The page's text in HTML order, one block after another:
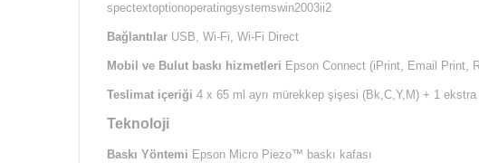
spectextoptionoperatingsystemswin2003ii2
Bağlantılar USB, Wi-Fi, Wi-Fi Direct
Mobil ve Bulut baskı hizmetleri Epson Connect (iPrint, Email Print,
Teslimat içeriği 4 x 65 ml ayrı mürekkep şişesi (Bk,C,Y,M) + 1
Teknoloji
Baskı Yöntemi Epson Micro Piezo™ baskı kafası